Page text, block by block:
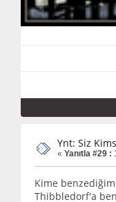
Ynt: Siz
« Yanıtla #29 :
Kime
Thibbledorf'a